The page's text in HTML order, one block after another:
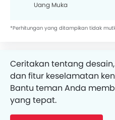
Uang Muka
*Perhitungan yang ditampikan tidak
Ceritakan tentang
dan fitur keselamatan
Bantu teman Anda
yang tepat.